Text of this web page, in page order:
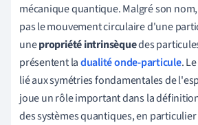
mécanique quantique. Malgré son
pas le mouvement circulaire d'une
unepropriété intrinsèquedes
présentent ladualité onde-particule.
lié aux symétries fondamentales de
joue un rôle important dans la
des systèmes quantiques, en